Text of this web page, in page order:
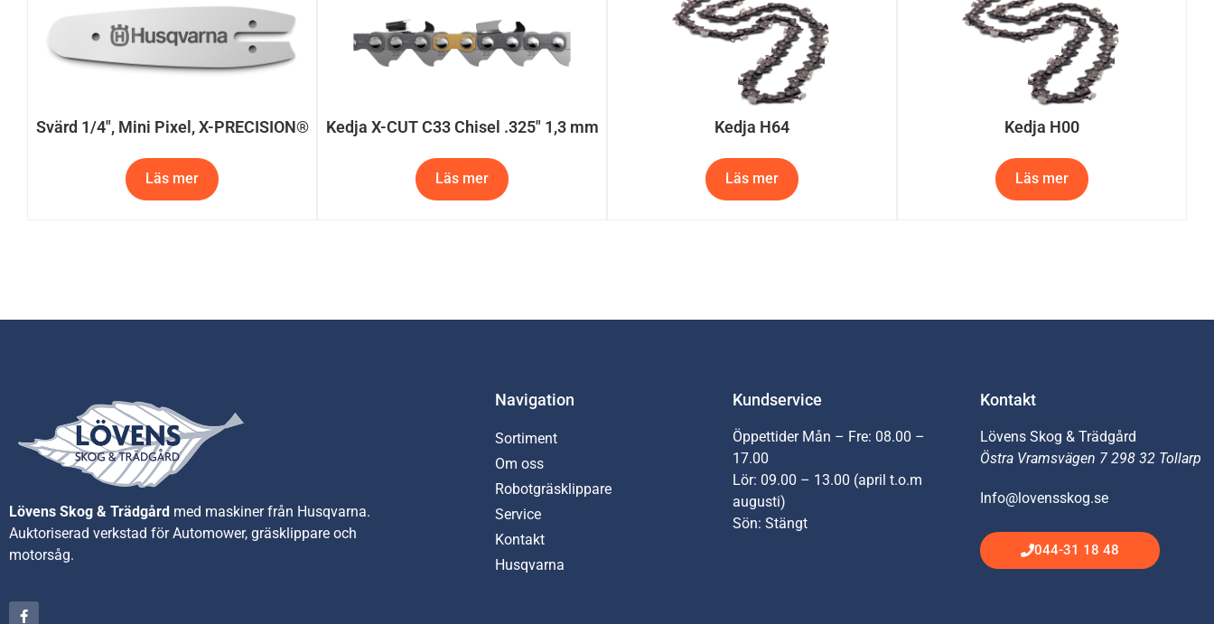
Svärd 1/4″, Mini Pixel, X-PRECISION®
Läs mer
Kedja X-CUT C33 Chisel .325″ 1,3 mm
Läs mer
Kedja H64
Läs mer
Kedja H00
Läs mer
Lövens Skog & Trädgård med maskiner från Husqvarna.
Auktoriserad verkstad för Automower, gräsklippare och
motorsåg.
Navigation
Sortiment
Om oss
Robotgräsklippare
Service
Kontakt
Husqvarna
Kundservice
Öppettider Mån – Fre: 08.00 –
17.00
Lör: 09.00 – 13.00 (april t.o.m
augusti)
Sön: Stängt
Kontakt
Lövens Skog & Trädgård
Östra Vramsvägen 7 298 32 Tollarp
Info@lovensskog.se
044-31 18 48